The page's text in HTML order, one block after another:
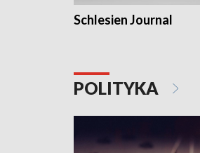
Schlesien Journal
POLITYKA